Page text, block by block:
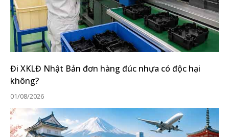
Đi XKLĐ Nhật Bản đơn hàng đúc nhựa có độc hại
không?
01/08/2026